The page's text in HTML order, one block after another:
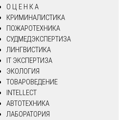
О Ц Е Н К А
КРИМИНАЛИСТИКА
ПОЖАРОТЕХНИКА
СУДМЕДЭКСПЕРТИЗА
ЛИНГВИСТИКА
IT ЭКСПЕРТИЗА
ЭКОЛОГИЯ
ТОВАРОВЕДЕНИЕ
INTELLECT
АВТОТЕХНИКА
ЛАБОРАТОРИЯ